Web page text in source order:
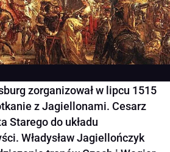
zorganizował w lipcu 1515
z Jagiellonami. Cesarz
Starego do układu
Władysław Jagiellończyk